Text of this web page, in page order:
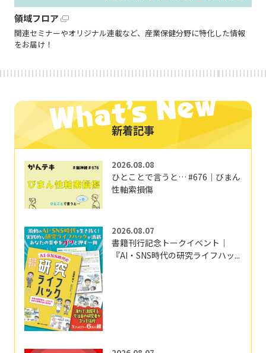
領域フロア
関連セミナーやオリジナル連載など、産業保健分野に特化した情報
をお届け！
新着記事
2026.08.08
ひとことで言うと… #676｜びまん
性軸索損傷
2026.08.07
書籍刊行記念トークイベント｜
『AI・SNS時代の研究ライフハッ...